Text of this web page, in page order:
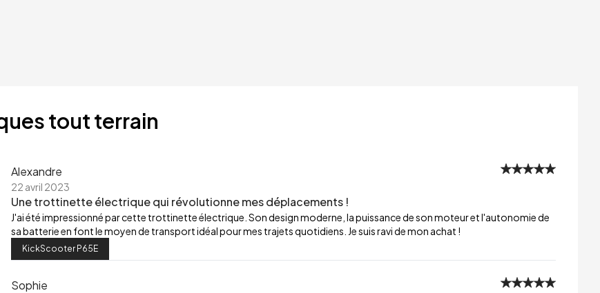
tout terrain
Alexandre
22 avril 2023
Une trottinette électrique qui révolutionne mes déplacements !
J'ai été impressionné par cette trottinette électrique. Son design moderne, la puissance de son moteur et l'autonomie de
sa batterie en font le moyen de transport idéal pour mes trajets quotidiens. Je suis ravi de mon achat !
KickScooter P65E
Sophie